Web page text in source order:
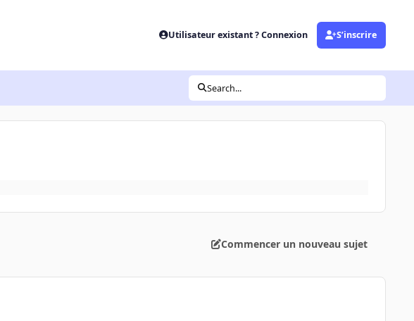
Utilisateur existant ? Connexion S’inscrire
Search...
Commencer un nouveau sujet